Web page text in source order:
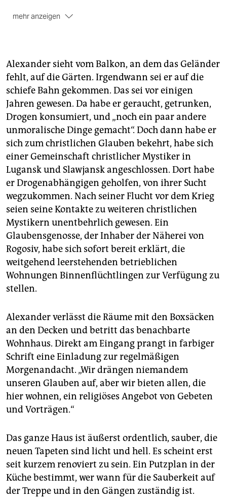
mehr anzeigen
Einrichtung des Staats. Meistens in kleinen Dörfern
ohne Schulen, Kindergärten und Internet. Vostok-SOS
hat nach eigenen Angaben 14.000 Menschen eine
neue Bleibe verschafft.
Präsident Petro Poroschenko kündigte am Freitag
eine Truppenverstärkung im Krisengebiet Ostukraine
an. In einem ersten Schritt würden zusätzliche 50.000
Ukrainer bewaffnet, meldet die Nachrichtenagentur
dpa. Im gesamten Jahr soll die Zahl der Soldaten um
104.000 steigen.
Alexander sieht vom Balkon, an dem das Geländer
fehlt, auf die Gärten. Irgendwann sei er auf die
schiefe Bahn gekommen. Das sei vor einigen
Jahren gewesen. Da habe er geraucht, getrunken,
Drogen konsumiert, und „noch ein paar andere
unmoralische Dinge gemacht“. Doch dann habe er
sich zum christlichen Glauben bekehrt, habe sich
einer Gemeinschaft christlicher Mystiker in
Lugansk und Slawjansk angeschlossen. Dort habe
er Drogenabhängigen geholfen, von ihrer Sucht
wegzukommen. Nach seiner Flucht vor dem Krieg
seien seine Kontakte zu weiteren christlichen
Mystikern unentbehrlich gewesen. Ein
Glaubensgenosse, der Inhaber der Näherei von
Rogosiv, habe sich sofort bereit erklärt, die
weitgehend leerstehenden betrieblichen
Wohnungen Binnenflüchtlingen zur Verfügung zu
stellen.
Alexander verlässt die Räume mit den Boxsäcken
an den Decken und betritt das benachbarte
Wohnhaus. Direkt am Eingang prangt in farbiger
Schrift eine Einladung zur regelmäßigen
Morgenandacht. „Wir drängen niemandem
unseren Glauben auf, aber wir bieten allen, die
hier wohnen, ein religiöses Angebot von Gebeten
und Vorträgen.“
Das ganze Haus ist äußerst ordentlich, sauber, die
neuen Tapeten sind licht und hell. Es scheint erst
seit kurzem renoviert zu sein. Ein Putzplan in der
Küche bestimmt, wer wann für die Sauberkeit auf
der Treppe und in den Gängen zuständig ist.